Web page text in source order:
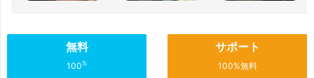
無料
100%
サポート
100%無料